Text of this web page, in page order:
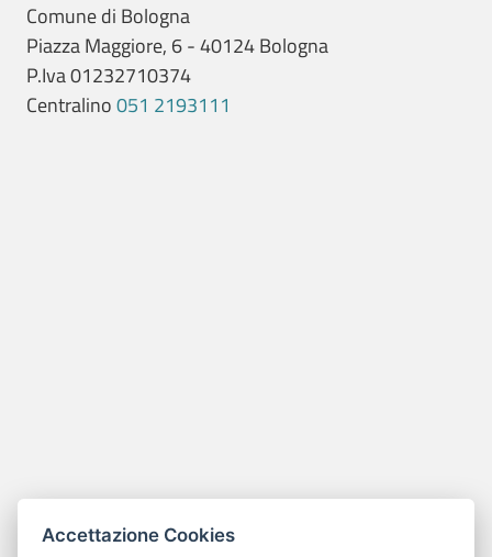
Comune di Bologna
Piazza Maggiore, 6 - 40124 Bologna
P.Iva 01232710374
Centralino051 2193111
Accettazione Cookies